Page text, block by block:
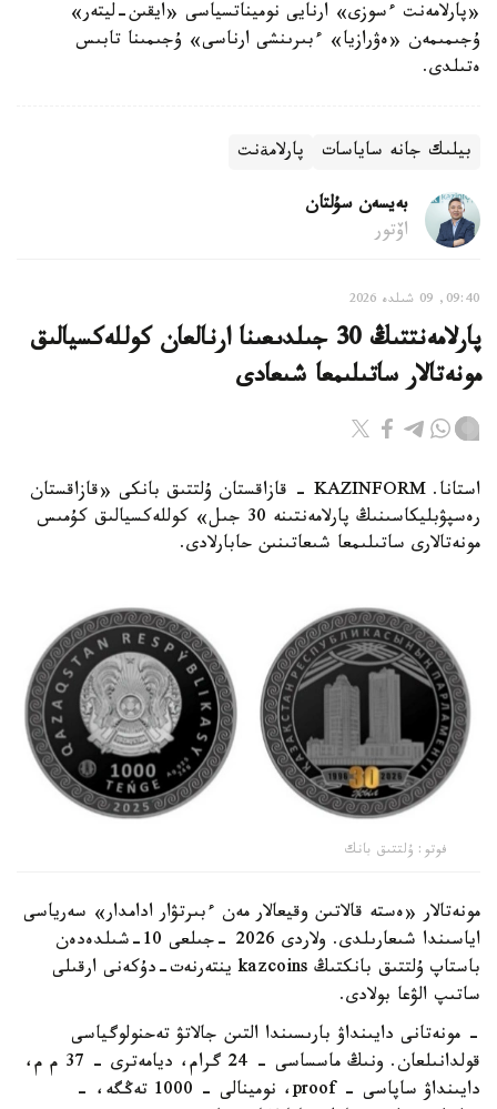
«پارلامەنت ءسوزى» ارنايى نوميناتسياسى «ايقىن-ليتەر»
ۇجىمىمەن «ەۋرازيا» ءبىرىنشى ارناسى» ۇجىمىنا تابىس
ەتىلدى.
بيلىك جانە ساياسات پارلامةنت
بەيسەن سۇلتان
اۆتور
09:40, 09 شىلدە 2026
پارلامەنتتىڭ 30 جىلدىعىنا ارنالعان كوللەكسيالىق
مونەتالار ساتىلىمعا شىعادى
استانا. KAZINFORM - قازاقستان ۇلتتىق بانكى «قازاقستان
رەسپۋبليكاسىنىڭ پارلامەنتىنە 30 جىل» كوللەكسيالىق كۇمىس
مونەتالارى ساتىلىمعا شىعاتىنىن حابارلادى.
فوتو: ۇلتتىق بانك
مونەتالار «ەستە قالاتىن وقيعالار مەن ءبىرتۋار ادامدار» سەرياسى
اياسىندا شىعارىلدى. ولاردى 2026 -جىلعى 10-شىلدەدەن
باستاپ ۇلتتىق بانكتىڭ kazcoins ينتەرنەت-دۇكەنى ارقىلى
ساتىپ الۋعا بولادى.
- مونەتانى دايىنداۋ بارىسىندا التىن جالاتۋ تەحنولوگياسى
قولدانىلعان. ونىڭ ماسساسى - 24 گرام، ديامەترى - 37 م م،
دايىنداۋ ساپاسى – proof، نومينالى - 1000 تەڭگە، -